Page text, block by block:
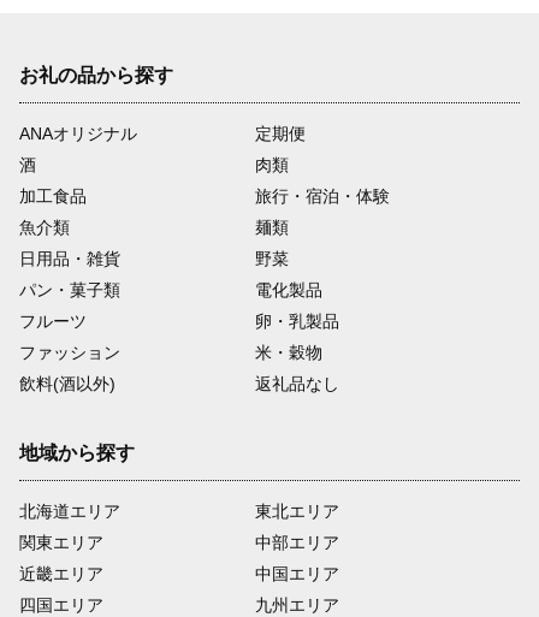
お礼の品から探す
ANAオリジナル
定期便
酒
肉類
加工食品
旅行・宿泊・体験
魚介類
麺類
日用品・雑貨
野菜
パン・菓子類
電化製品
フルーツ
卵・乳製品
ファッション
米・穀物
飲料(酒以外)
返礼品なし
地域から探す
北海道エリア
関東エリア
近畿エリア
四国エリア
東北エリア
中部エリア
中国エリア
九州エリア